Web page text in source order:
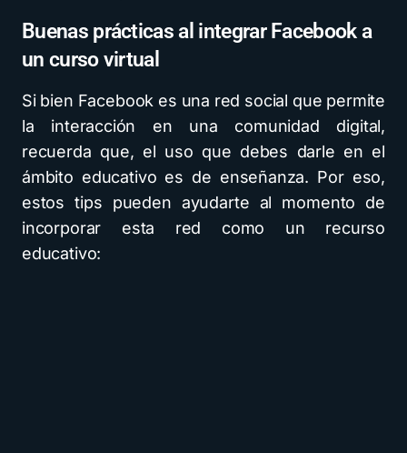
Buenas prácticas al integrar Facebook a
un curso virtual
Si bien Facebook es una red social que permite
la interacción en una comunidad digital,
recuerda que, el uso que debes darle en el
ámbito educativo es de enseñanza. Por eso,
estos tips pueden ayudarte al momento de
incorporar esta red como un recurso
educativo: